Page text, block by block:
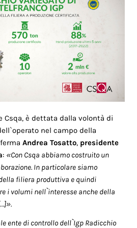
Csqa, è dettata dalla volontà di
nel campo della
Andrea Tosatto, presidente
: «Con Csqa abbiamo costruito un
In particolare siamo
filiera produttiva e quindi
i volumi nell`interesse anche della
ente di controllo dell`Igp Radicchio